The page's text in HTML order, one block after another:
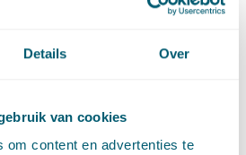
Details Over
van cookies
om content en advertenties te